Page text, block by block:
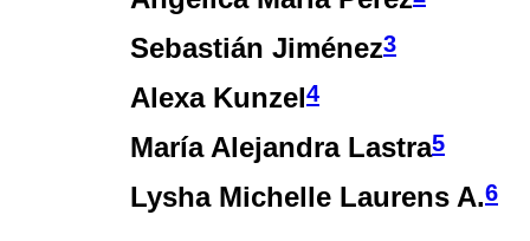
Sebastián Jiménez3
Alexa Kunzel4
María Alejandra Lastra5
Lysha Michelle Laurens A.6